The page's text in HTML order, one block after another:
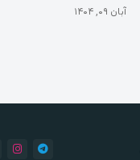
آبان ۰۹, ۱۴۰۴